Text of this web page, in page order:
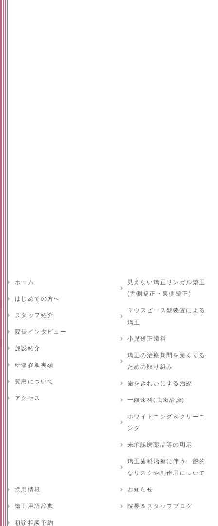
ホーム
はじめての方へ
スタッフ紹介
院長インタビュー
施設紹介
研修参加実績
費用について
アクセス
見えない矯正リンガル矯正
(舌側矯正・裏側矯正)
マウスピース型装置による
矯正
小児矯正歯科
矯正の治療期間を短くする
ための取り組み
歯をきれいにする治療
一般歯科(虫歯治療)
ホワイトニング＆クリーニ
ング
未承認医薬品等の明示
矯正歯科治療に伴う一般的
なリスクや副作用について
採用情報
矯正用語辞典
初診相談予約
お知らせ
院長＆スタッフブログ